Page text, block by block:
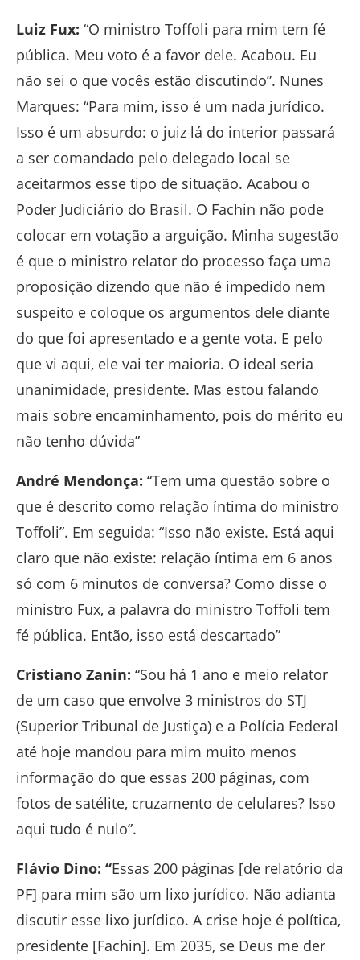
Luiz Fux: “O ministro Toffoli para mim tem fé
pública. Meu voto é a favor dele. Acabou. Eu
não sei o que vocês estão discutindo”. Nunes
Marques: “Para mim, isso é um nada jurídico.
Isso é um absurdo: o juiz lá do interior passará
a ser comandado pelo delegado local se
aceitarmos esse tipo de situação. Acabou o
Poder Judiciário do Brasil. O Fachin não pode
colocar em votação a arguição. Minha sugestão
é que o ministro relator do processo faça uma
proposição dizendo que não é impedido nem
suspeito e coloque os argumentos dele diante
do que foi apresentado e a gente vota. E pelo
que vi aqui, ele vai ter maioria. O ideal seria
unanimidade, presidente. Mas estou falando
mais sobre encaminhamento, pois do mérito eu
não tenho dúvida”
André Mendonça: “Tem uma questão sobre o
que é descrito como relação íntima do ministro
Toffoli”. Em seguida: “Isso não existe. Está aqui
claro que não existe: relação íntima em 6 anos
só com 6 minutos de conversa? Como disse o
ministro Fux, a palavra do ministro Toffoli tem
fé pública. Então, isso está descartado”
Cristiano Zanin: “Sou há 1 ano e meio relator
de um caso que envolve 3 ministros do STJ
(Superior Tribunal de Justiça) e a Polícia Federal
até hoje mandou para mim muito menos
informação do que essas 200 páginas, com
fotos de satélite, cruzamento de celulares? Isso
aqui tudo é nulo”.
Flávio Dino: “Essas 200 páginas [de relatório da
PF] para mim são um lixo jurídico. Não adianta
discutir esse lixo jurídico. A crise hoje é política,
presidente [Fachin]. Em 2035, se Deus me der